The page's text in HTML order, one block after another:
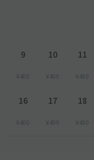
9
¥400
10
¥400
11
¥400
16
¥400
17
¥400
18
¥400